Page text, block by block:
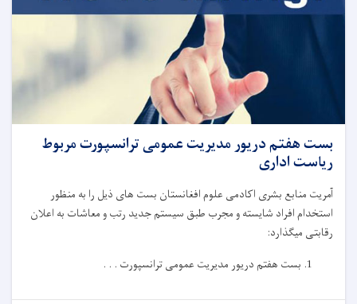
بست هفتم دریور مدیریت عمومی ترانسپورت مربوط
ریاست اداری
آمریت منابع بشری اکادمی علوم افغانستان بست های ذیل را به منظور
استخدام افراد شایسته و مجرب طبق سیستم جدید رتب و معاشات به اعلان
رقابتی میگذارد:
بست هفتم دریور مدیریت عمومی ترانسپورت . . .